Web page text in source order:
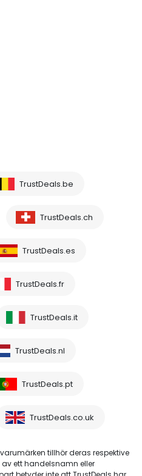
TrustDeals.be
TrustDeals.ch
TrustDeals.es
TrustDeals.fr
TrustDeals.it
TrustDeals.nl
TrustDeals.pt
TrustDeals.co.uk
tillhör deras respektive
ett handelsnamn eller